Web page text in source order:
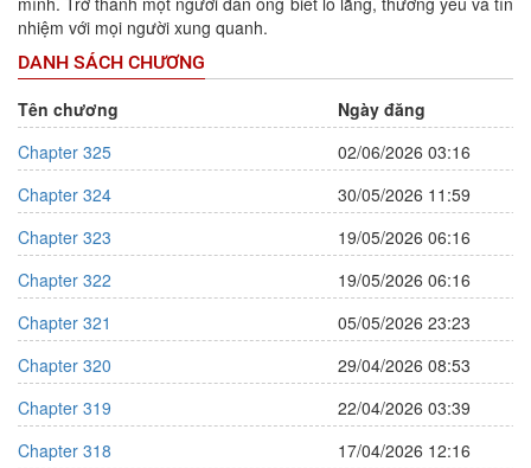
nhiệm với mọi người xung quanh.
DANH SÁCH CHƯƠNG
Tên chương
Ngày đăng
Chapter 325
02/06/2026 03:16
Chapter 324
30/05/2026 11:59
Chapter 323
19/05/2026 06:16
Chapter 322
19/05/2026 06:16
Chapter 321
05/05/2026 23:23
Chapter 320
29/04/2026 08:53
Chapter 319
22/04/2026 03:39
Chapter 318
17/04/2026 12:16